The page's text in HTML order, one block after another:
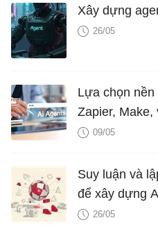
Xây dựng
26/05
Lựa chọn nền
Zapier, Make,
09/05
Suy luận và
để xây dựng
26/05